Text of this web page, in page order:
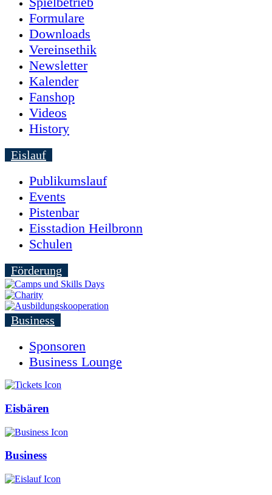
Formulare
Downloads
Vereinsethik
Newsletter
Kalender
Fanshop
Videos
History
Eislauf
Publikumslauf
Events
Pistenbar
Eisstadion Heilbronn
Schulen
Förderung
Business
Sponsoren
Business Lounge
Eisbären
Business